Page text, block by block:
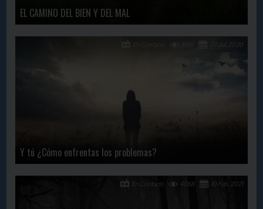
EL CAMINO DEL BIEN Y DEL MAL
Y tú ¿Cómo enfrentas los problemas?
27 Jul, 2020
En Contacto
10 Feb, 2021
4068
En Contacto